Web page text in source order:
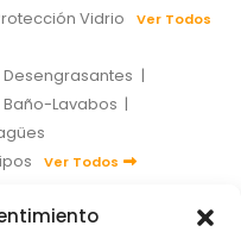
Vidrio Ver Todos
Desengrasantes |
Baño-Lavabos |
Ver Todos
Lubricantes|